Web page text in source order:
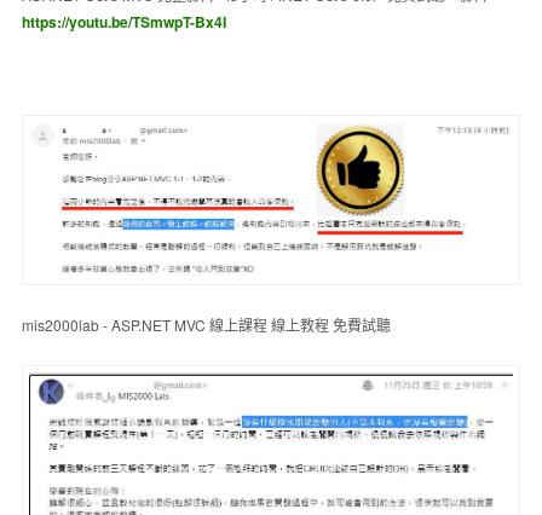
https://youtu.be/TSmwpT-Bx4I
mis2000lab - ASP.NET MVC 線上課程 線上教程 免費試聽